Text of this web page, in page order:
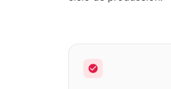
check_circle